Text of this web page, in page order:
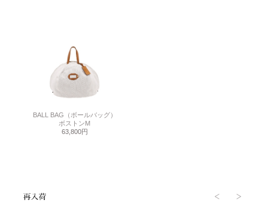
BALL BAG（ボールバッグ）
ボストンM
63,800円